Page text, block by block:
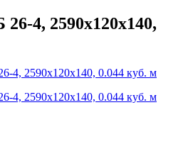
4, 2590х120х140,